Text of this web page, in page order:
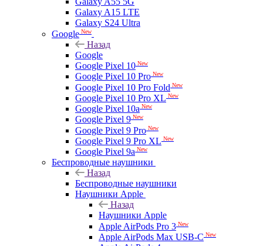
Galaxy A15 LTE
Galaxy S24 Ultra
Google New
Назад
Google
Google Pixel 10 New
Google Pixel 10 Pro New
Google Pixel 10 Pro Fold New
Google Pixel 10 Pro XL New
Google Pixel 10a New
Google Pixel 9 New
Google Pixel 9 Pro New
Google Pixel 9 Pro XL New
Google Pixel 9a New
Беспроводные наушники
Назад
Беспроводные наушники
Наушники Apple
Назад
Наушники Apple
Apple AirPods Pro 3 New
Apple AirPods Max USB-C New